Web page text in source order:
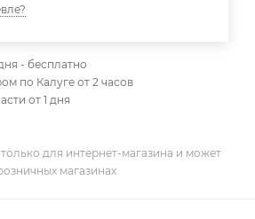
- бесплатно
по Калуге от 2 часов
от 1 дня
для интернет-магазина и может
магазинах